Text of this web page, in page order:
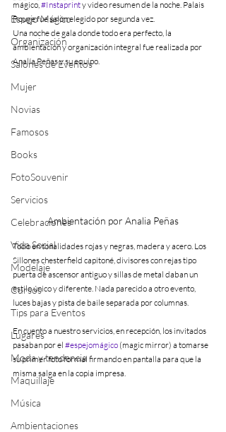
Espejo Mágico
Organización
Salones de Eventos
Mujer
Novias
Famosos
Books
FotoSouvenir
Servicios
Celebraciones
Vida Social
Modelaje
Cursos
Tips para Eventos
Lugares
Moda y tendencia
Maquillaje
Música
Ambientaciones
mágico, #Instaprint y video resumen de la noche. Palais
Rouge fue salón elegido por segunda vez.
Una noche de gala donde todo era perfecto, la
ambientación y organización integral fue realizada por
Analía Peñas y su equipo.
Ambientación por Analia Peñas
Todo en tonalidades rojas y negras, madera y acero. Los
Sillones chesterfield capitoné, divisores con rejas tipo
puerta de ascensor antiguo y sillas de metal daban un
estilo único y diferente. Nada parecido a otro evento,
luces bajas y pista de baile separada por columnas.
En cuento a nuestro servicios, en recepción, los invitados
pasaban por el #espejomágico (magic mirror) a tomarse
su primer foto formal firmando en pantalla para que la
misma salga en la copia impresa.